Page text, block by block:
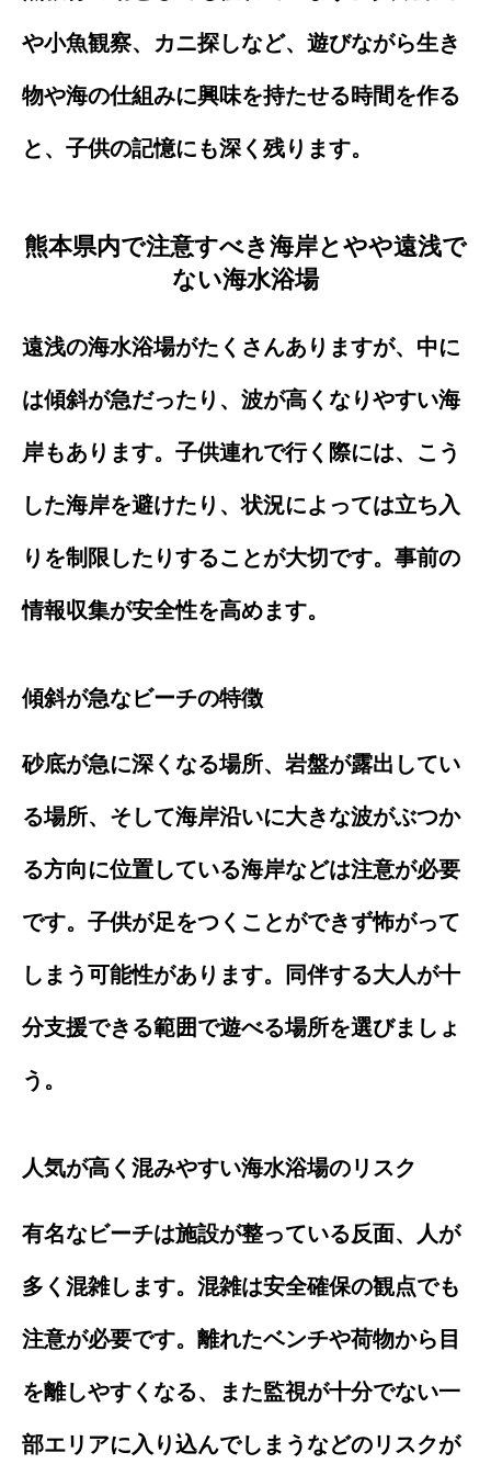
や小魚観察、カニ探しなど、遊びながら生き
物や海の仕組みに興味を持たせる時間を作る
と、子供の記憶にも深く残ります。
熊本県内で注意すべき海岸とやや遠浅で
ない海水浴場
遠浅の海水浴場がたくさんありますが、中に
は傾斜が急だったり、波が高くなりやすい海
岸もあります。子供連れで行く際には、こう
した海岸を避けたり、状況によっては立ち入
りを制限したりすることが大切です。事前の
情報収集が安全性を高めます。
傾斜が急なビーチの特徴
砂底が急に深くなる場所、岩盤が露出してい
る場所、そして海岸沿いに大きな波がぶつか
る方向に位置している海岸などは注意が必要
です。子供が足をつくことができず怖がって
しまう可能性があります。同伴する大人が十
分支援できる範囲で遊べる場所を選びましょ
う。
人気が高く混みやすい海水浴場のリスク
有名なビーチは施設が整っている反面、人が
多く混雑します。混雑は安全確保の観点でも
注意が必要です。離れたベンチや荷物から目
を離しやすくなる、また監視が十分でない一
部エリアに入り込んでしまうなどのリスクが